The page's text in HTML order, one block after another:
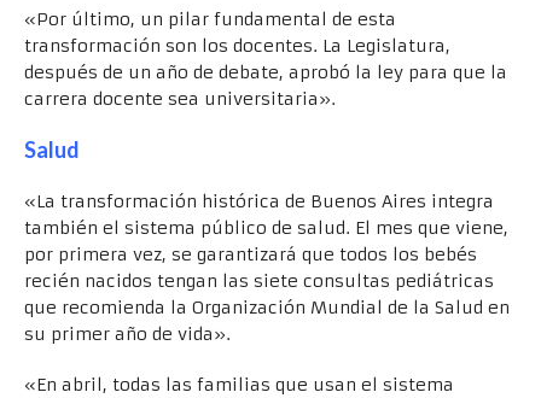
«Por último, un pilar fundamental de esta
transformación son los docentes. La Legislatura,
después de un año de debate, aprobó la ley para que la
carrera docente sea universitaria».
Salud
«La transformación histórica de Buenos Aires integra
también el sistema público de salud. El mes que viene,
por primera vez, se garantizará que todos los bebés
recién nacidos tengan las siete consultas pediátricas
que recomienda la Organización Mundial de la Salud en
su primer año de vida».
«En abril, todas las familias que usan el sistema